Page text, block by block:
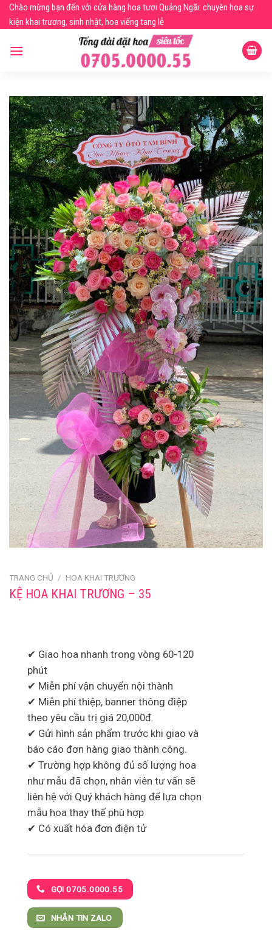
SkipChào mừng bạn đến với cửa hàng hoa tươi Quảng Ngãi: chuyên hoa sự
kiện khai trương, sinh nhật, hoa viếng tang lễ
TRANG CHỦ / HOA KHAI TRƯƠNG
KỆ HOA KHAI TRƯƠNG – 35
✔ Giao hoa nhanh trong vòng 60-120
phút
✔ Miễn phí vận chuyển nội thành
✔ Miễn phí thiệp, banner thông điệp
theo yêu cầu trị giá 20,000đ.
✔ Gửi hình sản phẩm trước khi giao và
báo cáo đơn hàng giao thành công.
✔ Trường hợp không đủ số lượng hoa
như mẫu đã chọn, nhân viên tư vấn sẽ
liên hệ với Quý khách hàng để lựa chọn
mẫu hoa thay thế phù hợp
✔ Có xuất hóa đơn điện tử
GỌI 0705.0000.55
NHẮN TIN ZALO